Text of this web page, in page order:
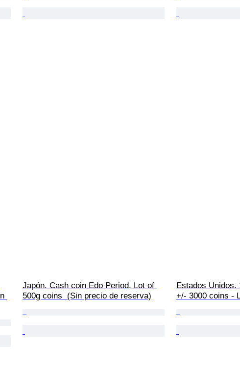
Japón. Cash coin Edo Period, Lot of
500g coins  (Sin precio de reserva)
Estados
+/- 3000 coins -